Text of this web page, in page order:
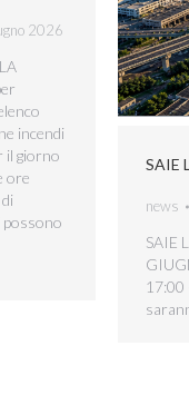
2026
incendi
il giorno
ore
possono
SAIE
news
SAIE
17:00